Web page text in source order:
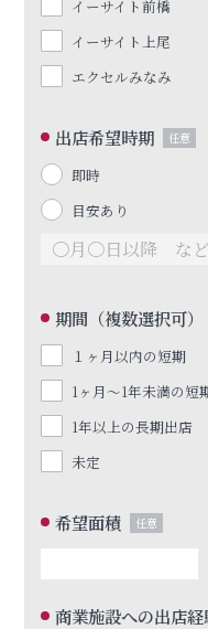
イーサイト前橋
イーサイト上尾
エクセルみなみ
出店希望時期 任意
即時
目安あり
期間（複数選択可）
１ヶ月以内の短期
1ヶ月〜1年未満の短
1年以上の長期出店
未定
希望面積 任意
商業施設への出店経